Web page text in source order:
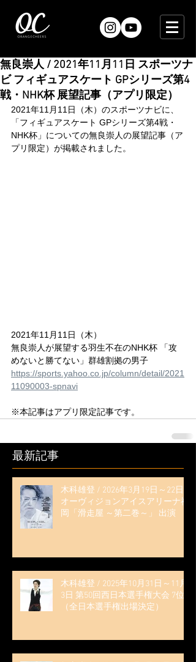
無良崇人 / 2021年11月11日 スポーツナ
ビ フィギュアスケート GPシリーズ第4
戦・NHK杯 展望記事（アプリ限定）
2021年11月11日（木）のスポーツナビに、
「フィギュアスケート GPシリーズ第4戦・
NHK杯」についての無良崇人の展望記事（ア
プリ限定）が掲載されました。
2021年11月11日（木）
無良崇人が展望する羽生不在のNHK杯 「攻
めないと勝てない」群雄割拠の男子
https://sports.yahoo.co.jp/column/detail/2021
11090003-spnavi
※本記事はアプリ限定記事です。
最新記事
木科雄登 / 2026年3月19日～22日
オーヴィジョンアイスアリーナ福
岡「滑走屋 ～第二巻～」 出演
木科雄登 / 2025年10月31日～11月
3日 第50回西日本選手権大会 7位
（全日本選手権出場決定）